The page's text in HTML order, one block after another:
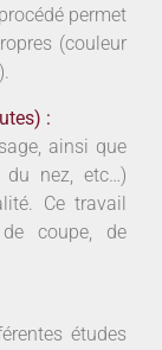
permet
(couleur
:
ainsi que
du nez, etc…)
Ce travail
coupe, de
études